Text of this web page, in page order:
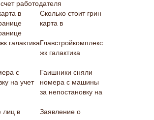
работодателя
Сколько стоит грин
карта в
Главстройкомплекс
жк галактика
Гаишники сняли
номера с машины
за непостановку на
Заявление о